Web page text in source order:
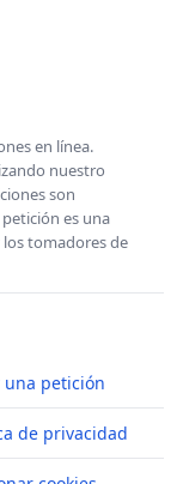
en línea.
nuestro
son
es una
tomadores de
una petición
de privacidad